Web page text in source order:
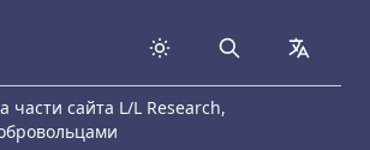
Search
части сайта L/L Research,